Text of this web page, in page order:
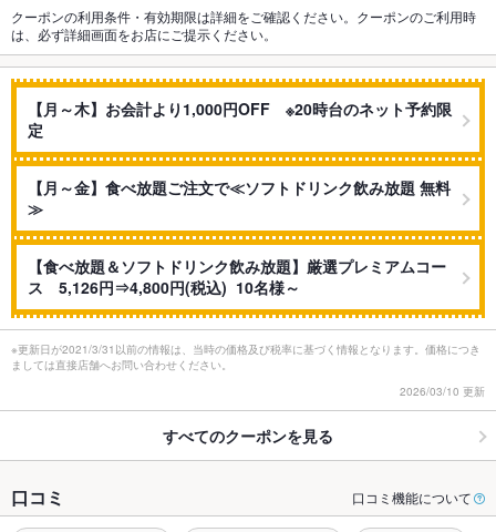
クーポンの利用条件・有効期限は詳細をご確認ください。クーポンのご利用時
は、必ず詳細画面をお店にご提示ください。
【月～木】お会計より1,000円OFF ※20時台のネット予約限
定
【月～金】食べ放題ご注文で≪ソフトドリンク飲み放題 無料
≫
【食べ放題＆ソフトドリンク飲み放題】厳選プレミアムコー
ス 5,126円⇒4,800円(税込) 10名様～
※更新日が2021/3/31以前の情報は、当時の価格及び税率に基づく情報となります。価格につき
ましては直接店舗へお問い合わせください。
2026/03/10 更新
すべてのクーポンを見る
口コミ 口コミ機能について